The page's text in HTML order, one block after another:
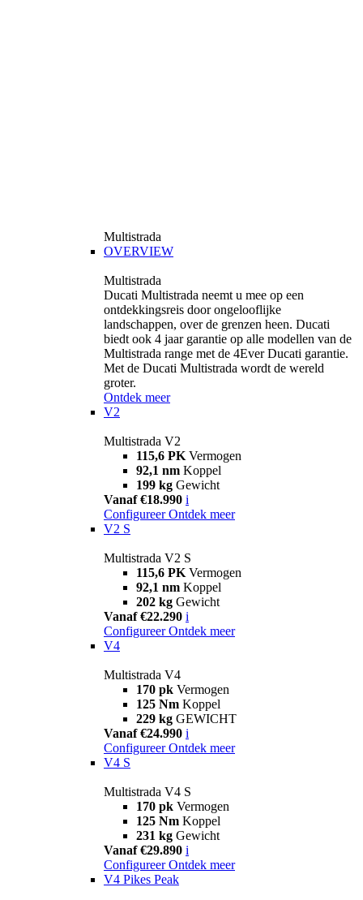
Multistrada
OVERVIEW
Multistrada
Ducati Multistrada neemt u mee op een
ontdekkingsreis door ongelooflijke
landschappen, over de grenzen heen. Ducati
biedt ook 4 jaar garantie op alle modellen van de
Multistrada range met de 4Ever Ducati garantie.
Met de Ducati Multistrada wordt de wereld
groter.
Ontdek meer
V2
Multistrada V2
115,6 PK Vermogen
92,1 nm Koppel
199 kg Gewicht
Vanaf €18.990 i
Configureer Ontdek meer
V2 S
Multistrada V2 S
115,6 PK Vermogen
92,1 nm Koppel
202 kg Gewicht
Vanaf €22.290 i
Configureer Ontdek meer
V4
Multistrada V4
170 pk Vermogen
125 Nm Koppel
229 kg GEWICHT
Vanaf €24.990 i
Configureer Ontdek meer
V4 S
Multistrada V4 S
170 pk Vermogen
125 Nm Koppel
231 kg Gewicht
Vanaf €29.890 i
Configureer Ontdek meer
V4 Pikes Peak